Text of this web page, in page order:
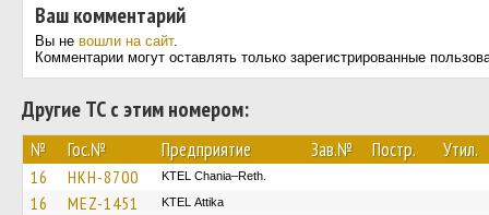
Ваш комментарий
Вы не вошли на сайт.
Комментарии могут оставлять только зарегистрированные
Другие ТС с этим номером:
№ Гос.№ Предприятие Зав.№ Постр. Утил.
16 HKH-8700 KTEL Chania–Reth.
16 MEZ-1451 KΤΕL Αttika